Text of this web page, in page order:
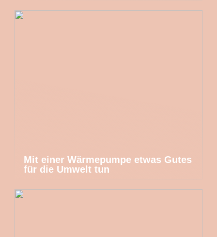
Mit einer Wärmepumpe etwas Gutes
für die Umwelt tun